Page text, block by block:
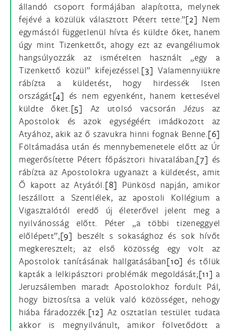
állandó csoport formájában alapította, melynek
fejévé a közülük választott Pétert tette.”[2] Nem
egymástól függetlenül hívta és küldte őket, hanem
úgy mint Tizenkettőt, ahogy ezt az evangéliumok
hangsúlyozzák az ismételten használt „egy a
Tizenkettő közül” kifejezéssel.[3] Valamennyiükre
rábízta a küldetést, hogy hirdessék Isten
országát[4] és nem egyenként, hanem kettesével
küldte őket.[5] Az utolsó vacsorán Jézus az
Apostolok és azok egységéért imádkozott az
Atyához, akik az ő szavukra hinni fognak Benne.[6]
Föltámadása után és mennybemenetele előtt az Úr
megerősítette Pétert főpásztori hivatalában,[7] és
rábízta az Apostolokra ugyanazt a küldetést, amit
Ő kapott az Atyától.[8] Pünkösd napján, amikor
leszállott a Szentlélek, az apostoli Kollégium a
Vigasztalótól eredő új életerővel jelent meg a
nyilvánosság előtt. Péter „a többi tizeneggyel
előlépett”,[9] beszélt s sokasághoz és sok hívőt
megkeresztelt; az első közösség egy volt az
Apostolok tanításának hallgatásában[10] és tőlük
kapták a lelkipásztori problémák megoldását;[11] a
Jeruzsálemben maradt Apostolokhoz fordult Pál,
hogy biztosítsa a velük való közösséget, nehogy
hiába fáradozzék.[12] Az osztatlan testület tudata
akkor is megnyilvánult, amikor fölvetődött a